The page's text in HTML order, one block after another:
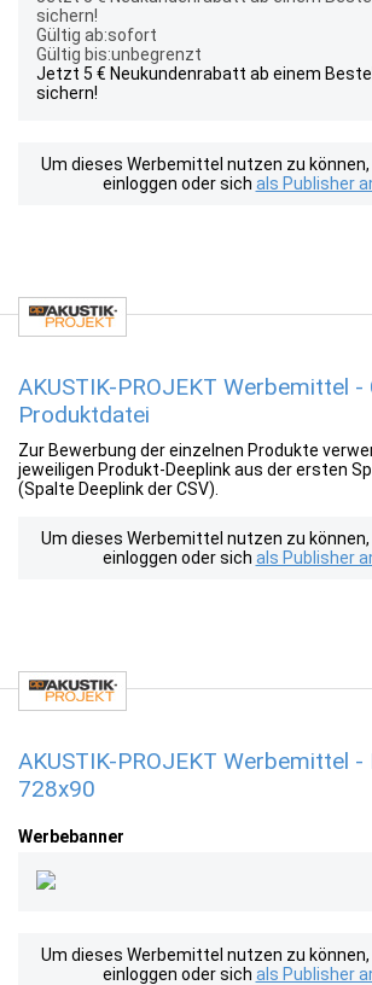
sichern!
Gültig ab:sofort
Gültig bis:unbegrenzt
Jetzt 5 € Neukundenrabatt ab einem
sichern!
Um dieses Werbemittel nutzen zu
einloggen oder sich als Publisher
AKUSTIK-PROJEKT Werbemittel -
Produktdatei
Zur Bewerbung der einzelnen Produkte
jeweiligen Produkt-Deeplink aus der ersten
(Spalte Deeplink der CSV).
Um dieses Werbemittel nutzen zu
einloggen oder sich als Publisher
AKUSTIK-PROJEKT Werbemittel -
728x90
Werbebanner
Um dieses Werbemittel nutzen zu
einloggen oder sich als Publisher